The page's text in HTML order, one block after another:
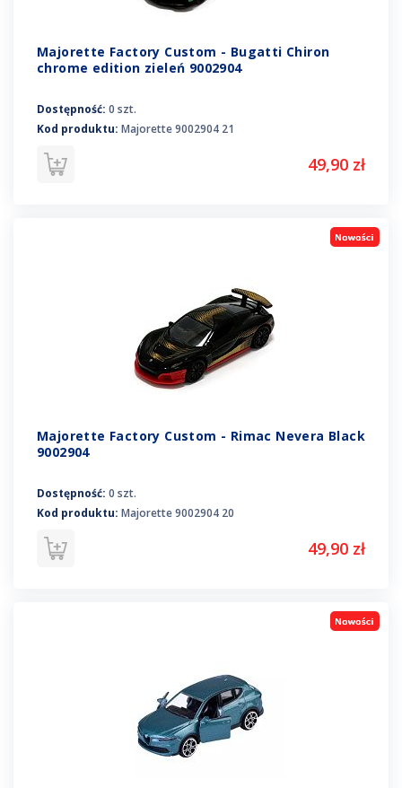
Majorette Factory Custom - Bugatti Chiron
chrome edition zieleń 9002904
Dostępność: 0 szt.
Kod produktu: Majorette 9002904 21
49,90 zł
Majorette Factory Custom - Rimac Nevera Black
9002904
Dostępność: 0 szt.
Kod produktu: Majorette 9002904 20
49,90 zł